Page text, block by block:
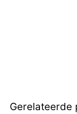
Gerelateerde